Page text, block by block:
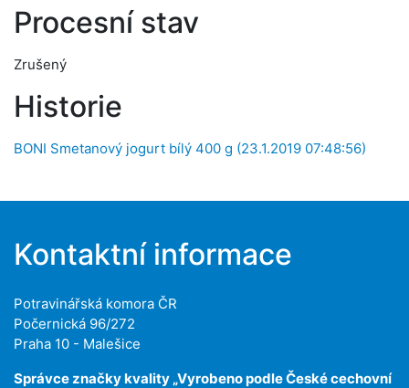
Procesní stav
Zrušený
Historie
BONI Smetanový jogurt bílý 400 g (23.1.2019 07:48:56)
Kontaktní informace
Potravinářská komora ČR
Počernická 96/272
Praha 10 - Malešice
Správce značky kvality „Vyrobeno podle České cechovní